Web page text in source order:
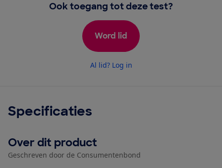
Ook toegang tot deze test?
Word lid
Al lid? Log in
Specificaties
Over dit product
Geschreven door de Consumentenbond